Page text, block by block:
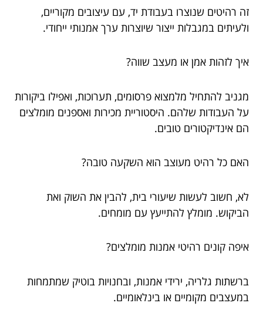
זה רהיטים שנוצרו בעבודת יד, עם עיצובים מקוריים,
ולעיתים במגבלות ייצור שיוצרות ערך אמנותי ייחודי.
איך לזהות אמן או מעצב שווה?
מגניב להתחיל מלמצוא פרסומים, תערוכות, ואפילו ביקורות
על העבודות שלהם. היסטוריית מכירות ואספנים מומלצים
הם אינדיקטורים טובים.
האם כל רהיט מעוצב הוא השקעה טובה?
לא, חשוב לעשות שיעורי בית, להבין את השוק ואת
הביקוש. מומלץ להתייעץ עם מומחים.
איפה קונים רהיטי אמנות מומלצים?
ברשתות גלריה, ירידי אמנות, ובחנויות בוטיק שמתמחות
במעצבים מקומיים או בינלאומיים.